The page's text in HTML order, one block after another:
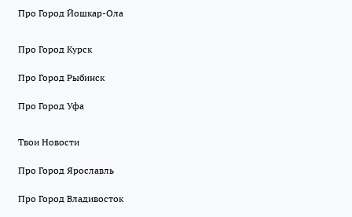
Про Город Йошкар-Ола
Про Город Курск
Про Город Рыбинск
Про Город Уфа
Твои Новости
Про Город Ярославль
Про Город Владивосток